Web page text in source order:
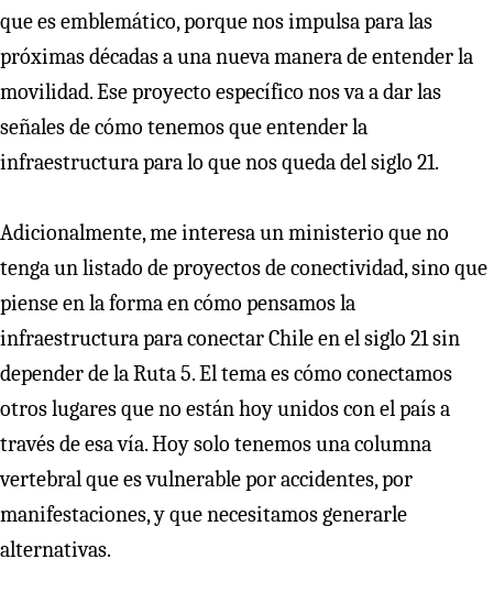
que es emblemático, porque nos impulsa para las
próximas décadas a una nueva manera de entender la
movilidad. Ese proyecto específico nos va a dar las
señales de cómo tenemos que entender la
infraestructura para lo que nos queda del siglo 21.
Adicionalmente, me interesa un ministerio que no
tenga un listado de proyectos de conectividad, sino que
piense en la forma en cómo pensamos la
infraestructura para conectar Chile en el siglo 21 sin
depender de la Ruta 5. El tema es cómo conectamos
otros lugares que no están hoy unidos con el país a
través de esa vía. Hoy solo tenemos una columna
vertebral que es vulnerable por accidentes, por
manifestaciones, y que necesitamos generarle
alternativas.